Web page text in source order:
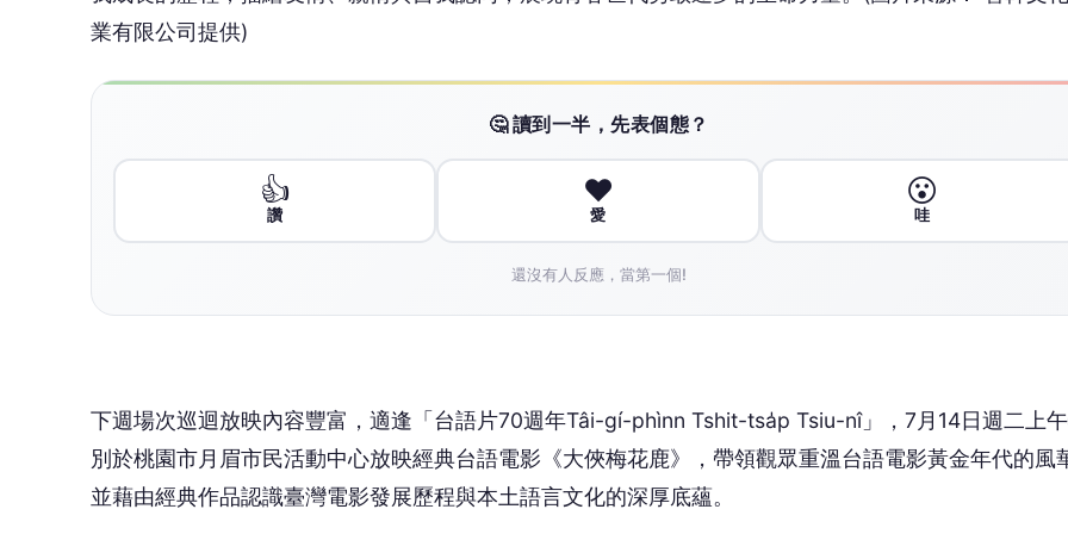
業有限公司提供)
🤔 讀到一半，先表個態？
👍
讚
❤️
愛
😮
哇
還沒有人反應，當第一個!
下週場次巡迴放映內容豐富，適逢「台語片70週年Tâi-gí-phìnn Tshit-tsa̍p Tsiu-nî」，7月14日週二上
別於桃園市月眉市民活動中心放映經典台語電影《大俠梅花鹿》，帶領觀眾重溫台語電影黃金年代的風
並藉由經典作品認識臺灣電影發展歷程與本土語言文化的深厚底蘊。